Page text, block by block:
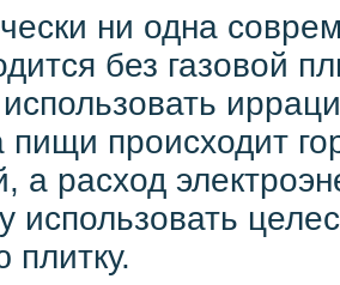
ни одна
без газовой
пищи происходит
а расход
использовать
плитку.